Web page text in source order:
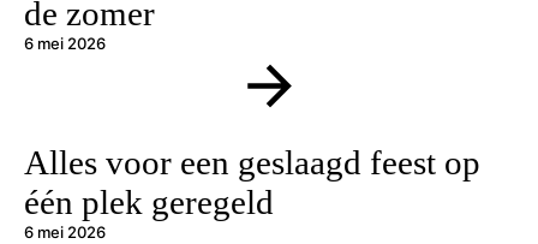
de zomer
6 mei 2026
Alles voor een geslaagd feest op
één plek geregeld
6 mei 2026